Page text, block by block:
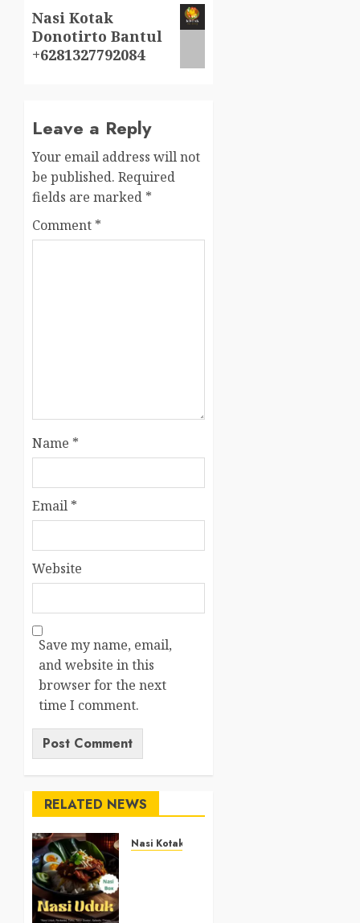
Next
post:
Nasi Kotak
Donotirto Bantul
+6281327792084
Leave a Reply
Your email address will not
be published. Required
fields are marked *
Comment *
Name *
Email *
Website
Save my name, email,
and website in this
browser for the next
time I comment.
RELATED NEWS
Nasi Kotak